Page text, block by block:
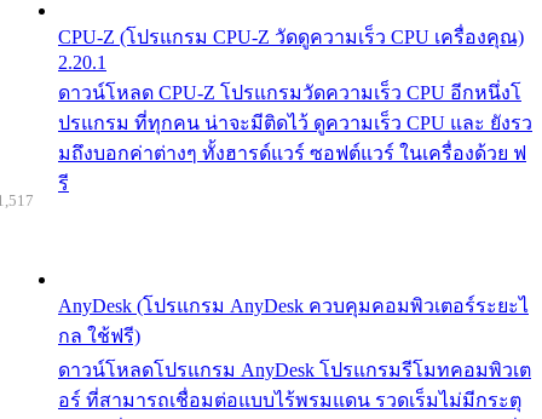
CPU-Z (โปรแกรม CPU-Z วัดดูความเร็ว CPU เครื่องคุณ)
2.20.1
ดาวน์โหลด CPU-Z โปรแกรมวัดความเร็ว CPU อีกหนึ่งโ
ปรแกรม ที่ทุกคน น่าจะมีติดไว้ ดูความเร็ว CPU และ ยังรว
มถึงบอกค่าต่างๆ ทั้งฮารด์แวร์ ซอฟต์แวร์ ในเครื่องด้วย ฟ
รี
AnyDesk (โปรแกรม AnyDesk ควบคุมคอมพิวเตอร์ระยะไ
กล ใช้ฟรี)
ดาวน์โหลดโปรแกรม AnyDesk โปรแกรมรีโมทคอมพิวเต
อร์ ที่สามารถเชื่อมต่อแบบไร้พรมแดน รวดเร็มไม่มีกระตุ